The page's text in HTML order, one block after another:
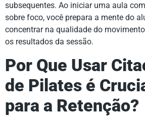
subsequentes. Ao iniciar uma aula
sobre foco, você prepara a mente do
concentrar na qualidade do
os resultados da sessão.
Por Que Usar
de Pilates é
para a Retenção?